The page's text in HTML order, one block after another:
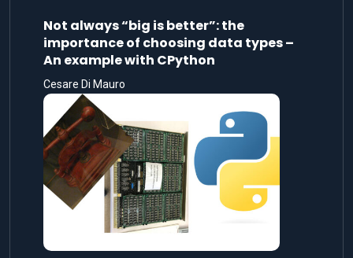
Not always “big is better”: the
importance of choosing data types –
An example with CPython
Cesare Di Mauro